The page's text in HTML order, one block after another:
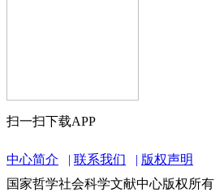
扫一扫下载APP
中心简介 联系我们
版权声明
国家哲学社会科学文献中心版权所有